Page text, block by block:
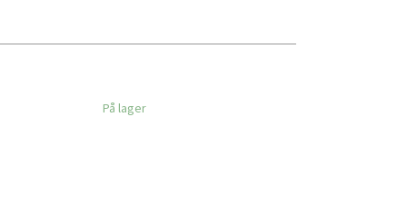
På lager